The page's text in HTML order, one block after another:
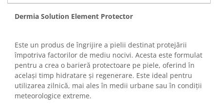
Colagen & Frumusete
Imunitate & Vitalitate
Longevitate & Regenerare
Superalimente & Detox
STRATPHARMA
ZO SKIN HEALTH
Dermia Solution Element Protector
Este un produs de îngrijire a pielii destinat protejării
împotriva factorilor de mediu nocivi. Acesta este formulat
pentru a crea o barieră protectoare pe piele, oferind în
același timp hidratare și regenerare. Este ideal pentru
utilizarea zilnică, mai ales în medii urbane sau în condiții
meteorologice extreme.